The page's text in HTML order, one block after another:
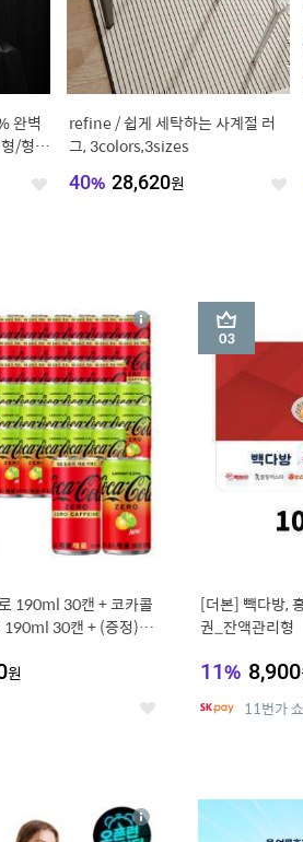
완벽
/형상
좋
refine / 쉽게 세탁하는 사계절 러
그, 3colors,3sizes
40% 28,620원 좋
190ml 30캔 + 코카콜
190ml 30캔 + (증정) 콜
원
좋
상
세
3
[더본] 빽다방,
권_잔액관리형
11% 8,900
11번가
상
7